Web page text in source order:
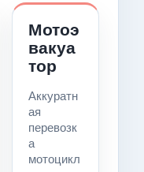
Мотоэ
вакуа
тор
Аккуратн
ая
перевозк
а
мотоцикл